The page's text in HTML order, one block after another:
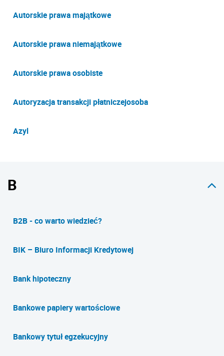
Autorskie prawa majątkowe
Autorskie prawa niemajątkowe
Autorskie prawa osobiste
Autoryzacja transakcji płatniczejosoba
Azyl
B
B2B - co warto wiedzieć?
BIK – Biuro Informacji Kredytowej
Bank hipoteczny
Bankowe papiery wartościowe
Bankowy tytuł egzekucyjny